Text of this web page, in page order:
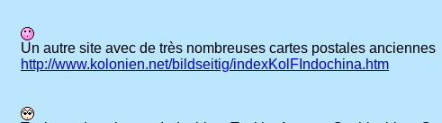
Un autre site avec de très nombreuses cartes postales anciennes
http://www.kolonien.net/bildseitig/indexKolFIndochina.htm